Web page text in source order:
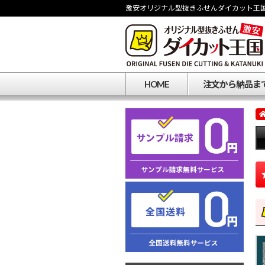
激安オリジナル型抜きふせんダイカット王
HOME 注文から納品ま